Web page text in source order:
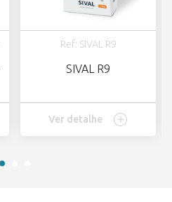
Ref: SIVAL R9
SIVAL R9
Ver detalhe